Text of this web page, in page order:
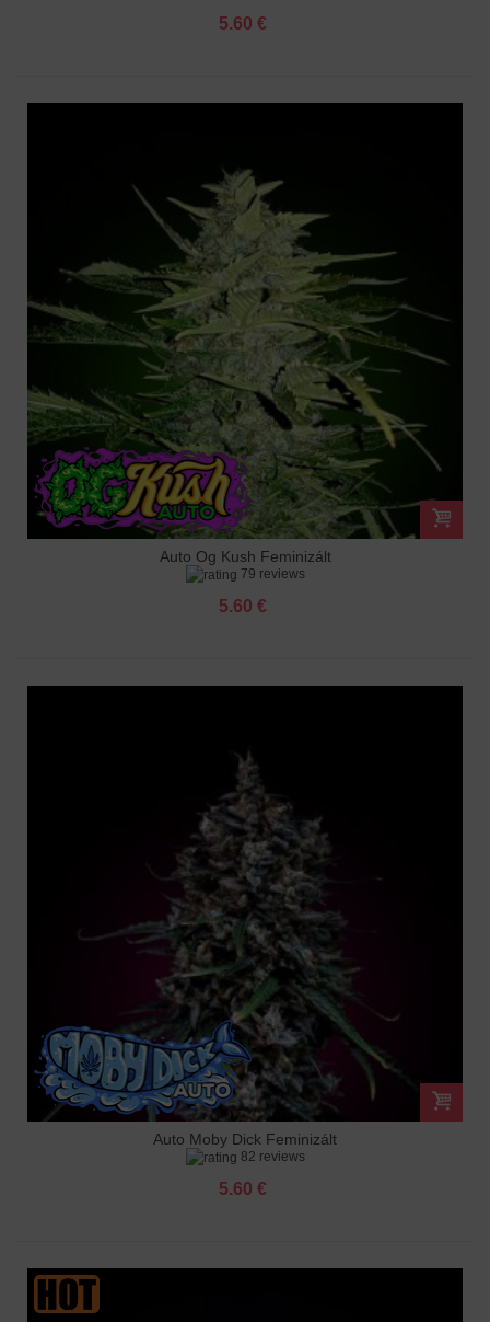
5.60 €
Auto Og Kush Feminizált
79 reviews
5.60 €
Auto Moby Dick Feminizált
82 reviews
5.60 €